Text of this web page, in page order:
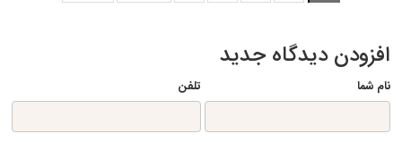
افزودن دیدگاه جدید
نام شما تلفن